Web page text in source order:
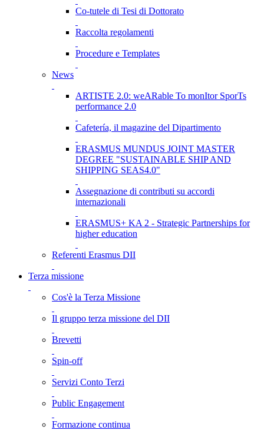
Co-tutele di Tesi di Dottorato
Raccolta regolamenti
Procedure e Templates
News
ARTISTE 2.0: weARable To monItor SporTs
performance 2.0
Cafetería, il magazine del Dipartimento
ERASMUS MUNDUS JOINT MASTER
DEGREE "SUSTAINABLE SHIP AND
SHIPPING SEAS4.0"
Assegnazione di contributi su accordi
internazionali
ERASMUS+ KA 2 - Strategic Partnerships for
higher education
Referenti Erasmus DII
Terza missione
Cos'è la Terza Missione
Il gruppo terza missione del DII
Brevetti
Spin-off
Servizi Conto Terzi
Public Engagement
Formazione continua